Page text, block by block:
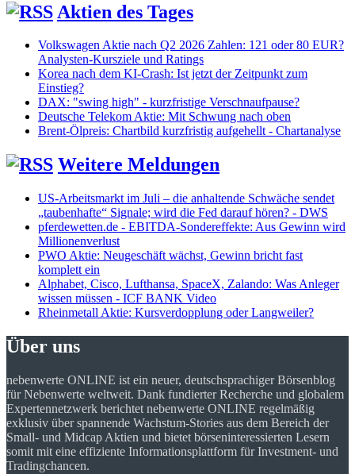
Aktien des Tages
Volkswagen Aktie nach Q2 2026 Zahlen: 121 oder 80 EUR?
Analysten-Kursziele und Ratings
Korea nach dem KI-Crash: Ist jetzt der Zeitpunkt zum
Einstieg?
DAX: "swing high" - kurzfristige Verschnaufpause?
Deutsche Telekom Aktie: Mit Schwung nach oben
Brent-Ölpreis: Chartbild kurzfristig aufgehellt - Chartanalyse
Weitere Meldungen
US-Arbeitsmarkt im Juli – die anhaltende Schwäche sendet
„taubenhafte“ Signale; wird die Fed darauf hören? - DWS
pferdewetten.de - EBITDA-Sondereffekte: Aus Gewinn wird
Millionenverlust
PWO Aktie: Neugeschäft wächst, Gewinn bricht fast
komplett ein
Alphabet, Cisco, Lufthansa, SpaceX, Zalando: Was Anleger
wissen müssen - ICF BANK Video
Rheinmetall Aktie: Kursverdopplung oder Langweiler?
Über uns
nebenwerte ONLINE ist ein neuer, deutschsprachiger Börsenblog
für Nebenwerte weltweit. Dank fundierter Recherche und globalem
Expertennetzwerk berichtet nebenwerte ONLINE regelmäßig
exklusiv über spannende Wachstum-Stories aus dem Bereich der
Small- und Midcap Aktien und bietet börseninteressierten Lesern
somit mit eine effiziente Informationsplattform für Investment- und
Tradingchancen.